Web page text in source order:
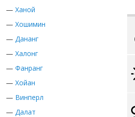
— Ханой
— Хошимин
— Дананг
— Халонг
— Фанранг
— Хойан
— Винперл
— Далат